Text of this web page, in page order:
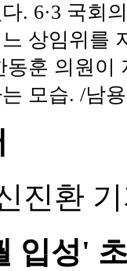
. 6·3 국회
상임위를
훈 의원이
모습. /남
진환
입성'